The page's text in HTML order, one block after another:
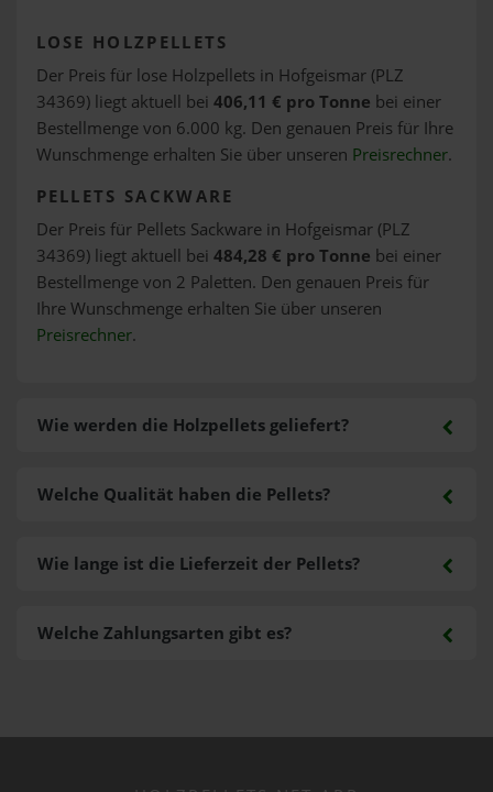
LOSE HOLZPELLETS
Der Preis für lose Holzpellets in Hofgeismar (PLZ
34369) liegt aktuell bei 406,11 € pro Tonne bei einer
Bestellmenge von 6.000 kg. Den genauen Preis für Ihre
Wunschmenge erhalten Sie über unseren Preisrechner.
PELLETS SACKWARE
Der Preis für Pellets Sackware in Hofgeismar (PLZ
34369) liegt aktuell bei 484,28 € pro Tonne bei einer
Bestellmenge von 2 Paletten. Den genauen Preis für
Ihre Wunschmenge erhalten Sie über unseren
Preisrechner.
Wie werden die Holzpellets geliefert?
Welche Zahlungsarten gibt es?
Welche Qualität haben die Pellets?
Wie lange ist die Lieferzeit der Pellets?